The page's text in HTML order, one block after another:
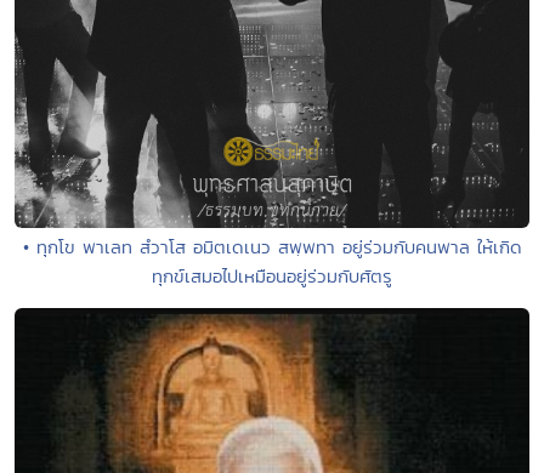
• ทุกโข พาเลท สํวาโส อมิตเดเนว สพฺพทา อยู่ร่วมกับคนพาล ให้เกิด
ทุกข์เสมอไปเหมือนอยู่ร่วมกับศัตรู